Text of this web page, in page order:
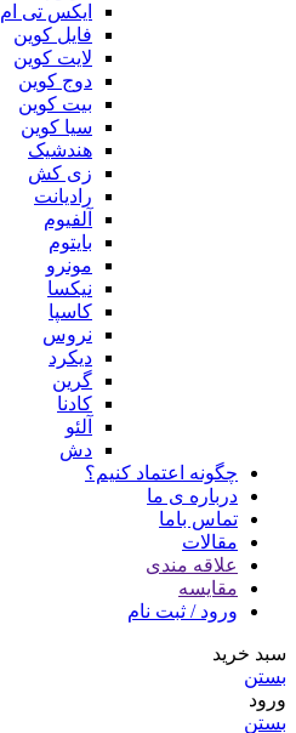
ایکس تی ام
فایل کوین
لایت کوین
دوج کوین
بیت کوین
سیا کوین
هندشیک
زی کش
رادیانت
آلفیوم
بایتوم
مونرو
نیکسا
کاسپا
نروس
دیکرد
گرین
کادنا
آلئو
دش
چگونه اعتماد کنیم؟
درباره ی ما
تماس باما
مقالات
علاقه مندی
مقایسه
ورود / ثبت نام
سبد خرید
بستن
ورود
بستن